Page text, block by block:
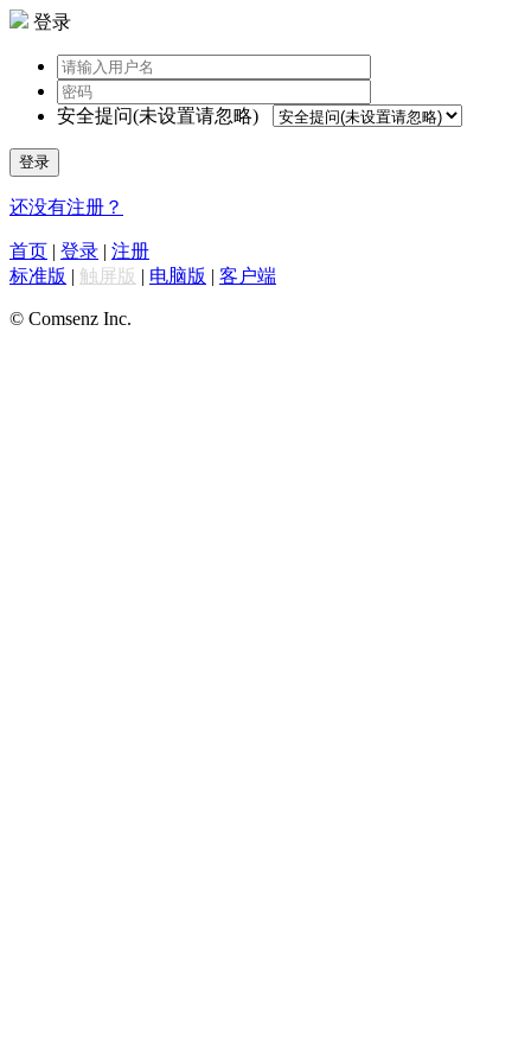
登录
安全提问(未设置请忽略)
登录
还没有注册？
首页 | 登录 | 注册
标准版 | 触屏版 | 电脑版 | 客户端
© Comsenz Inc.